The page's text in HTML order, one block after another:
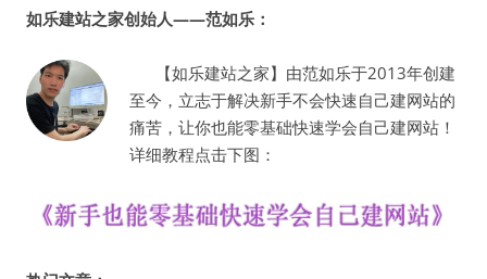
如乐建站之家创始人——范如乐：
【如乐建站之家】由范如乐于2013年创建
至今，立志于解决新手不会快速自己建网站的
痛苦，让你也能零基础快速学会自己建网站！
详细教程点击下图：